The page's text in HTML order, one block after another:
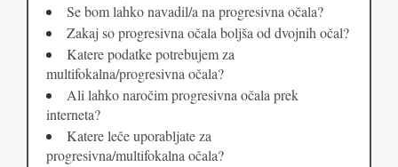
Se bom lahko navadil/a na progresivna očala?
Zakaj so progresivna očala boljša od dvojnih očal?
Katere podatke potrebujem za
multifokalna/progresivna očala?
Ali lahko naročim progresivna očala prek
interneta?
Katere leče uporabljate za
progresivna/multifokalna očala?